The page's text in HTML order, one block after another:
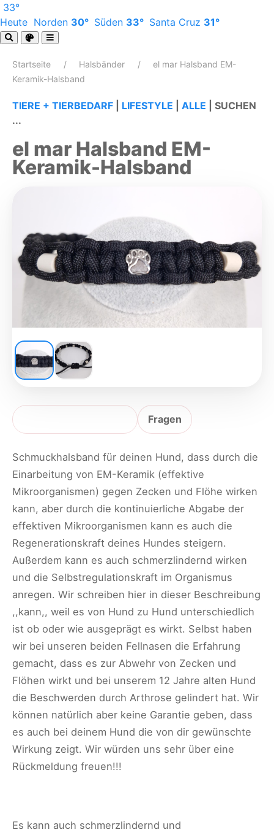
33°
Heute Norden 30° Süden 33° Santa Cruz 31°
Startseite Halsbänder
el mar Halsband EM-
Keramik-Halsband
TIERE + TIERBEDARF LIFESTYLE ALLE
SUCHEN
...
el mar Halsband EM-
Keramik-Halsband
Fragen
Schmuckhalsband für deinen Hund, dass durch die
Einarbeitung von EM-Keramik (effektive
Mikroorganismen) gegen Zecken und Flöhe wirken
kann, aber durch die kontinuierliche Abgabe der
effektiven Mikroorganismen kann es auch die
Regenerationskraft deines Hundes steigern.
Außerdem kann es auch schmerzlindernd wirken
und die Selbstregulationskraft im Organismus
anregen. Wir schreiben hier in dieser Beschreibung
,,kann,, weil es von Hund zu Hund unterschiedlich
ist ob oder wie ausgeprägt es wirkt. Selbst haben
wir bei unseren beiden Fellnasen die Erfahrung
gemacht, dass es zur Abwehr von Zecken und
Flöhen wirkt und bei unserem 12 Jahre alten Hund
die Beschwerden durch Arthrose gelindert hat. Wir
können natürlich aber keine Garantie geben, dass
es auch bei deinem Hund die von dir gewünschte
Wirkung zeigt. Wir würden uns sehr über eine
Rückmeldung freuen!!!
Es kann auch schmerzlindernd und